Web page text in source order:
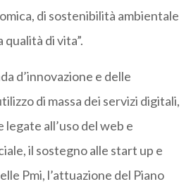
di sostenibilità ambientale
di vita”.
d’innovazione e delle
di massa dei servizi digitali,
all’uso del web e
il sostegno alle start up e
Pmi, l’attuazione del Piano